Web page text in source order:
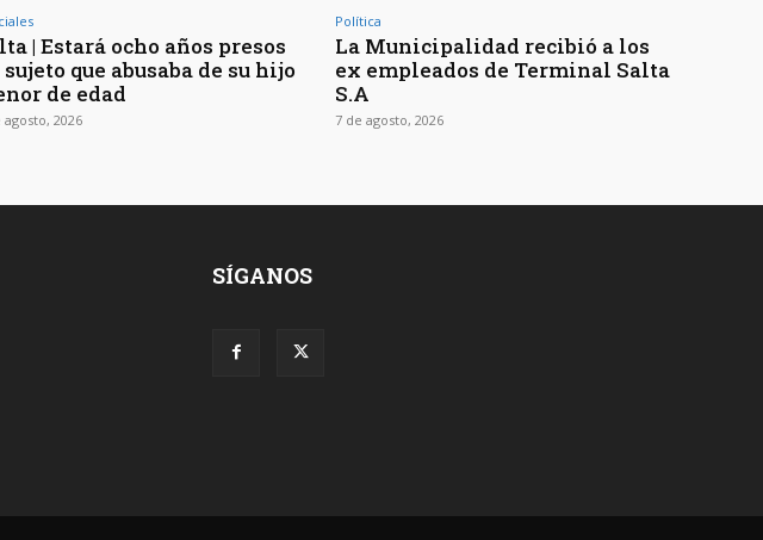
| Estará ocho años presos
que abusaba de su hijo
de edad
agosto, 2026
Política
La Municipalidad recibió a los
ex empleados de Terminal Salta
S.A
7 de agosto, 2026
SÍGANOS